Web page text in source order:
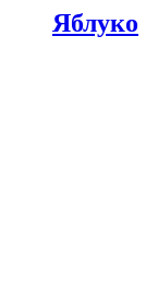
Яблуко